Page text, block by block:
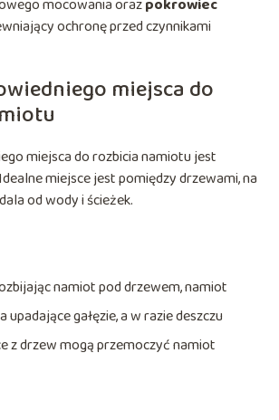
mocowania orazpokrowiec
ochronę przed czynnikami
miejsca do
miejsca do rozbicia namiotu jest
miejsce jest pomiędzy drzewami, na
od wody i ścieżek.
namiot pod drzewem, namiot
gałęzie, a w razie deszczu
z drzew mogą przemoczyć namiot